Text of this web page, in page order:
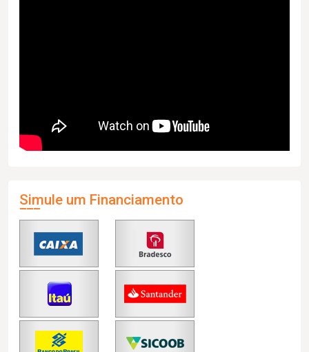
Simule um Financiamento